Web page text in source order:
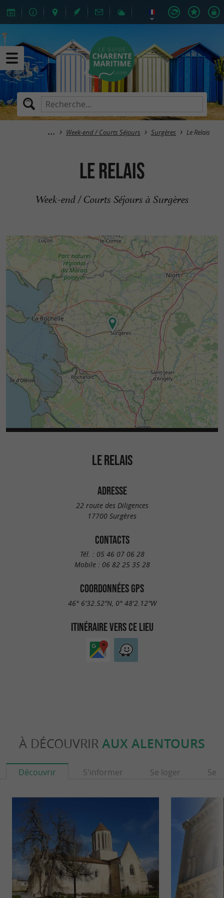
Week-end / Courts Séjours Surgères Le Relais
Le Relais
Week-end / Courts Séjours à Surgères
LE RELAIS
ADRESSE
22 route des Diligences
17700 Surgères
CONTACTS
Tél. : 05 46 07 06 28
Mobile : 06 82 25 35 28
COORDONNÉES GPS
46° 6'32.52"N, 0° 48'2.12"W
ITINÉRAIRE VERS CE LIEU
À DÉCOUVRIR AUX ALENTOURS
Découvrir S'informer Se loger Se